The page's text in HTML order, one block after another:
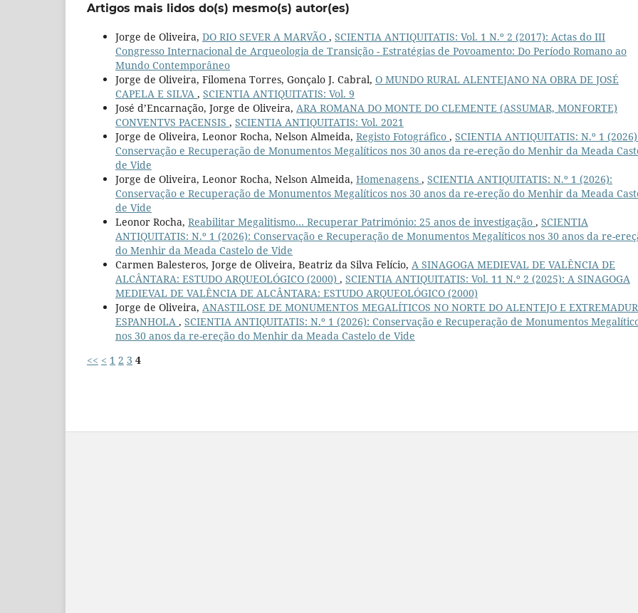
Artigos mais lidos do(s) mesmo(s) autor(es)
Jorge de Oliveira, DO RIO SEVER A MARVÃO , SCIENTIA ANTIQUITATIS: Vol. 1 N.º 2 (2017): Actas do III
Congresso Internacional de Arqueologia de Transição - Estratégias de Povoamento: Do Período Romano ao
Mundo Contemporâneo
Jorge de Oliveira, Filomena Torres, Gonçalo J. Cabral, O MUNDO RURAL ALENTEJANO NA OBRA DE JOSÉ
CAPELA E SILVA , SCIENTIA ANTIQUITATIS: Vol. 9
José d’Encarnação, Jorge de Oliveira, ARA ROMANA DO MONTE DO CLEMENTE (ASSUMAR, MONFORTE)
CONVENTVS PACENSIS , SCIENTIA ANTIQUITATIS: Vol. 2021
Jorge de Oliveira, Leonor Rocha, Nelson Almeida, Registo Fotográfico , SCIENTIA ANTIQUITATIS: N.º 1
Conservação e Recuperação de Monumentos Megalíticos nos 30 anos da re-ereção do Menhir da Meada
de Vide
Jorge de Oliveira, Leonor Rocha, Nelson Almeida, Homenagens , SCIENTIA ANTIQUITATIS: N.º 1 (2026):
Conservação e Recuperação de Monumentos Megalíticos nos 30 anos da re-ereção do Menhir da Meada
de Vide
Leonor Rocha, Reabilitar Megalitismo… Recuperar Património: 25 anos de investigação , SCIENTIA
ANTIQUITATIS: N.º 1 (2026): Conservação e Recuperação de Monumentos Megalíticos nos 30 anos da re-
do Menhir da Meada Castelo de Vide
Carmen Balesteros, Jorge de Oliveira, Beatriz da Silva Felício, A SINAGOGA MEDIEVAL DE VALÊNCIA DE
ALCÂNTARA: ESTUDO ARQUEOLÓGICO (2000) , SCIENTIA ANTIQUITATIS: Vol. 11 N.º 2 (2025): A SINAGOGA
MEDIEVAL DE VALÊNCIA DE ALCÂNTARA: ESTUDO ARQUEOLÓGICO (2000)
Jorge de Oliveira, ANASTILOSE DE MONUMENTOS MEGALÍTICOS NO NORTE DO ALENTEJO E
ESPANHOLA , SCIENTIA ANTIQUITATIS: N.º 1 (2026): Conservação e Recuperação de Monumentos
nos 30 anos da re-ereção do Menhir da Meada Castelo de Vide
<< < 1 2 3 4